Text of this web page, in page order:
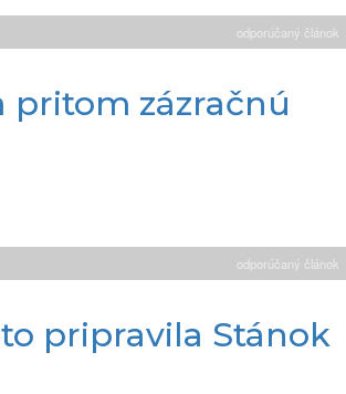
odporúčaný článok
pritom zázračnú
odporúčaný článok
pripravila Stánok